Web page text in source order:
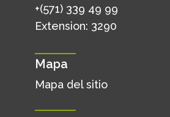
+(571) 339 49 99
Extension: 3290
Mapa
Mapa del sitio